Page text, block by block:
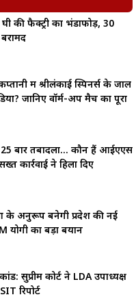
की फैक्ट्री का भंडाफोड़, 30
में श्रीलंकाई स्पिनर्स के जाल
जानिए वॉर्म-अप मैच का पूरा
25 बार तबादला… कौन हैं आईएएस
कार्रवाई ने हिला दिए
अनुरूप बनेगी प्रदेश की नई
योगी का बड़ा बयान
सुप्रीम कोर्ट ने LDA उपाध्यक्ष
रिपोर्ट